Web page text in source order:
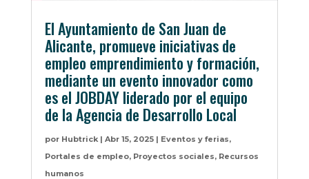
El Ayuntamiento de San Juan de
Alicante, promueve iniciativas de
empleo emprendimiento y formación,
mediante un evento innovador como
es el JOBDAY liderado por el equipo
de la Agencia de Desarrollo Local
por Hubtrick| Abr 15, 2025| Eventos y ferias,
Portales de empleo, Proyectos sociales, Recursos
humanos